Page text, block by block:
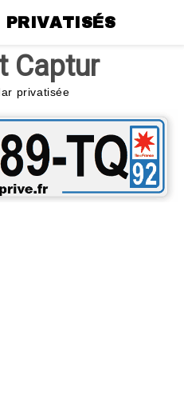
PRIVATISÉS
Captur
privatisée